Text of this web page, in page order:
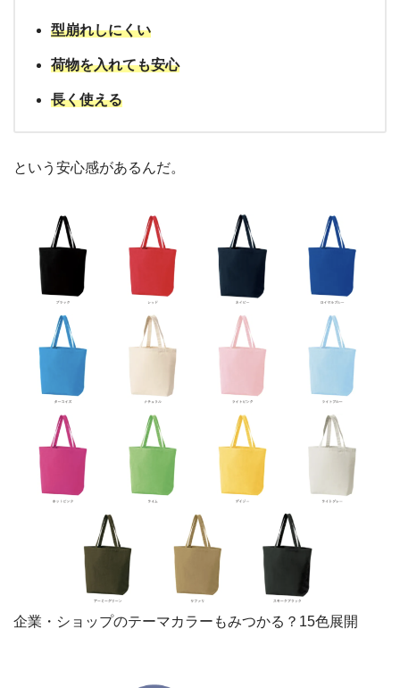
型崩れしにくい
荷物を入れても安心
長く使える
という安心感があるんだ。
企業・ショップのテーマカラーもみつかる？15色展開